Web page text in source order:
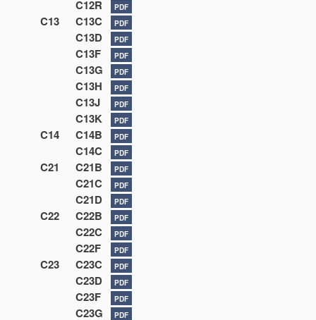
C12R PDF
C13 C13C PDF
C13D PDF
C13F PDF
C13G PDF
C13H PDF
C13J PDF
C13K PDF
C14 C14B PDF
C14C PDF
C21 C21B PDF
C21C PDF
C21D PDF
C22 C22B PDF
C22C PDF
C22F PDF
C23 C23C PDF
C23D PDF
C23F PDF
C23G PDF